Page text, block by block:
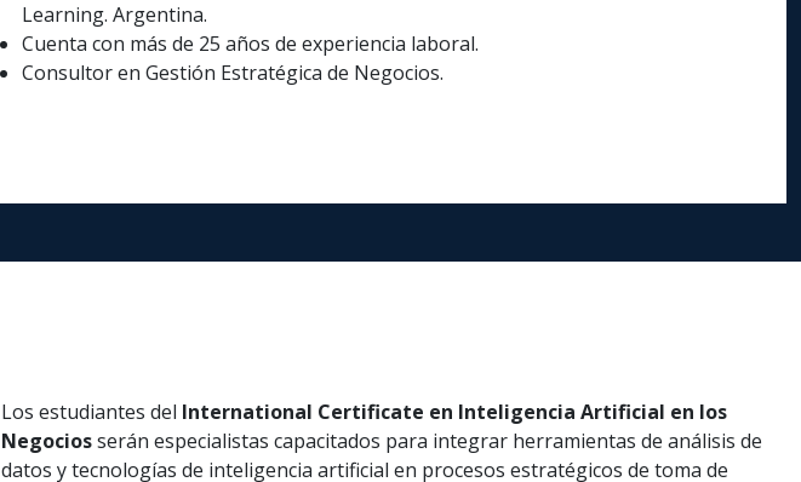
Learning. Argentina.
Cuenta con más de 25 años de experiencia laboral.
Consultor en Gestión Estratégica de Negocios.
Los estudiantes del International Certificate en Inteligencia Artificial en los
Negociosserán especialistas capacitados para integrar herramientas de análisis de
datos y tecnologías de inteligencia artificial en procesos estratégicos de toma de